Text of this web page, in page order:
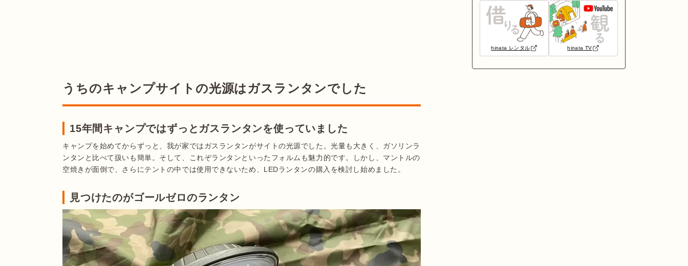
うちのキャンプサイトの光源はガスランタンでした
15年間キャンプではずっとガスランタンを使っていました
キャンプを始めてからずっと、我が家ではガスランタンがサイトの光源でした。光量も大きく、ガソリンラ
ンタンと比べて扱いも簡単。そして、これぞランタンといったフォルムも魅力的です。しかし、マントルの
空焼きが面倒で、さらにテントの中では使用できないため、LEDランタンの購入を検討し始めました。
見つけたのがゴールゼロのランタン
hinata レンタル hinata TV